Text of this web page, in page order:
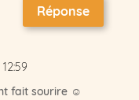
Réponse
fait sourire ☺